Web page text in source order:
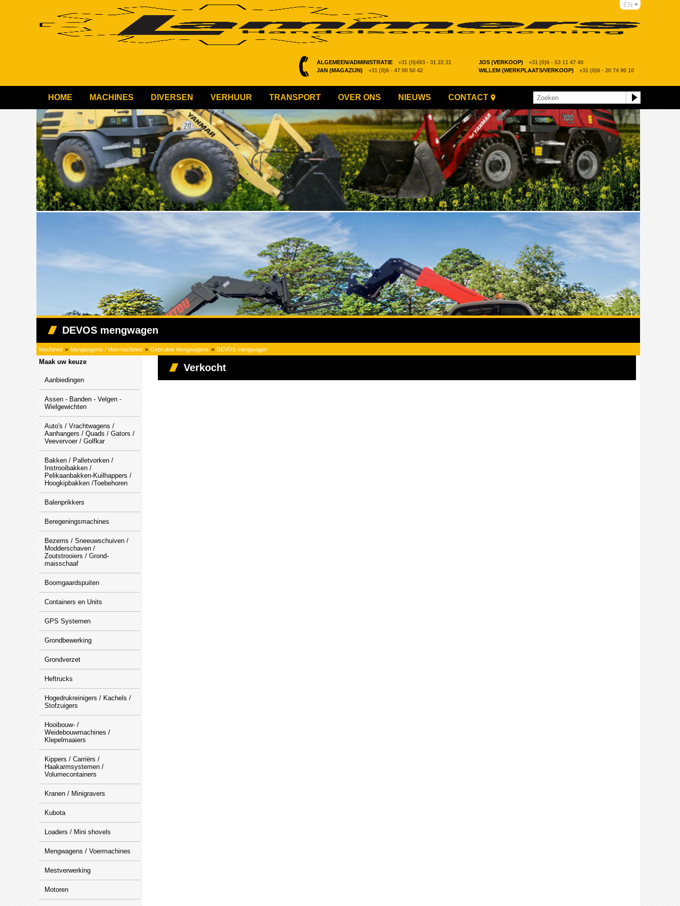
ALGEMEEN/ADMINISTRATIE +31 (0)493 - 31 22 31 JOS (VERKOOP)
+31 (0)6 - 53 11 47 40
JAN (MAGAZIJN)
+31 (0)6 - 47 00 50 42 WILLEM (WERKPLAATS/VERKOOP) +31 (0)6 - 20 74 90 10
EN
HOME MACHINES DIVERSEN VERHUUR TRANSPORT OVER ONS NIEUWS CONTACT
DEVOS mengwagen
Machines » Mengwagens / Voermachines » Gebruikte Mengwagens » DEVOS mengwagen
Maak uw keuze
Aanbiedingen
Assen - Banden - Velgen -
Wielgewichten
Auto's / Vrachtwagens /
Aanhangers / Quads / Gators /
Veevervoer / Golfkar
Bakken / Palletvorken /
Instrooibakken /
Pelikaanbakken-Kuilhappers /
Hoogkipbakken /Toebehoren
Balenprikkers
Beregeningsmachines
Bezems / Sneeuwschuiven /
Modderschaven /
Zoutstrooiers / Grond-
maisschaaf
Boomgaardspuiten
Containers en Units
GPS Systemen
Grondbewerking
Grondverzet
Heftrucks
Hogedrukreinigers / Kachels /
Stofzuigers
Hooibouw- /
Weidebouwmachines /
Klepelmaaiers
Kippers / Carriërs /
Haakarmsystemen /
Volumecontainers
Kranen / Minigravers
Kubota
Loaders / Mini shovels
Mengwagens / Voermachines
Mestverwerking
Motoren
Verkocht